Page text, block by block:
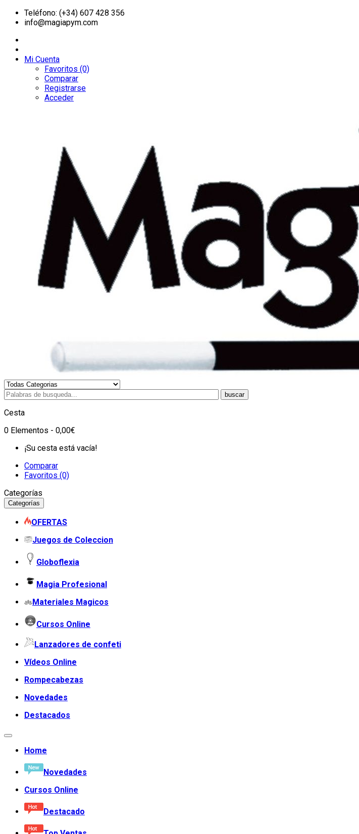
Teléfono: (+34) 607 428 356
info@magiapym.com
Mi Cuenta
Favoritos (0)
Comparar
Registrarse
Acceder
buscar
Cesta
0 Elementos - 0,00€
¡Su cesta está vacía!
Comparar
Favoritos (0)
Categorías
Categorías
OFERTAS
Juegos de Coleccion
Globoflexia
Magia Profesional
Materiales Magicos
Cursos Online
Lanzadores de confeti
Vídeos Online
Rompecabezas
Novedades
Destacados
Home
Novedades
Cursos Online
Destacado